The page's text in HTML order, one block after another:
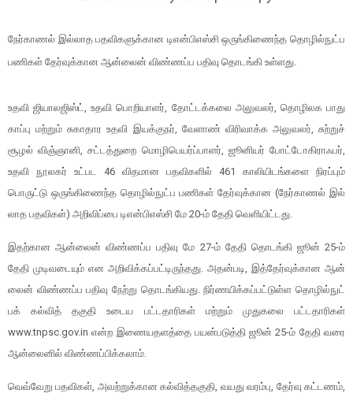
நேர்​காணல் இல்​லாத பதவி​களுக்​கான டிஎன்பிஎஸ்சி ஒருங்​கிணைந்த தொழில்​நுட்ப
பணி​கள் தேர்​வுக்​கான ஆன்​லைன் விண்​ணப்ப பதிவு தொடங்கி உள்​ளது.
உதவி ஜியாலஜிஸ்ட், உதவி பொறி​யாளர், தோட்​டக்​கலை அலுவலர், தொழிலக பாது​
காப்பு மற்​றும் சுகா​தார உதவி இயக்குநர், வேளாண் விரி​வாக்க அலு​வலர், சுற்​றுச்​
சூழல் விஞ்ஞானி, சட்​டத்​துறை மொழிபெயர்ப்​பாளர், ஜூனியர் போட்டோகி​ராஃபர்,
உதவி நூல​கர் உட்பட 46 வித​மான பதவி​களில் 461 காலி​யிடங்​களை நிரப்​பும்
பொருட்டு ஒருங்​கிணைந்த தொழில்​நுட்ப பணி​கள் தேர்​வுக்​கான (நேர்​காணல் இல்​
லாத பதவிகள்) அறி​விப்​பை டிஎன்​பிஎஸ்சி மே 20-ம் தேதி வெளி​யிட்​டது.
இதற்​கான ஆன்​லைன் விண்​ணப்ப பதிவு மே 27-ம் தேதி தொடங்கி ஜூன் 25-ம்
தேதி முடிவடை​யும் என அறிவிக்கப்பட்டிருந்​தது. அதன்​படி, இத்​தேர்​வுக்​கான ஆன்​
லைன் விண்​ணப்ப பதிவு நேற்று தொடங்​கியது. நிர்​ண​யிக்​கப்​பட்​டுள்ள தொழில்​நுட்​
பக் கல்​வித் தகுதி உடைய பட்​ட​தா​ரி​கள் மற்​றும் முதுகலை பட்​ட​தா​ரி​கள்
www.tnpsc.gov.in என்ற இணை​யதளத்தை பயன்​படுத்தி ஜூன் 25-ம் தேதி வரை
ஆன்​லைனில் விண்ணப்பிக்கலாம்.
வெவ்​வேறு பதவி​கள், அவற்​றுக்​கான கல்​வித்​தகு​தி, வயது வரம்​பு, தேர்வு கட்​ட​ணம்,